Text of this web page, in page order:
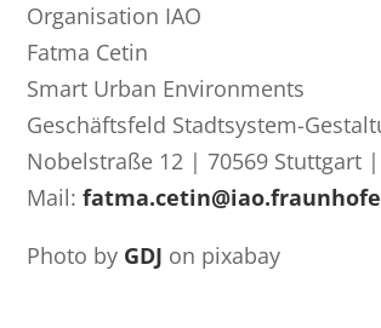
Organisation IAO
Fatma Cetin
Smart Urban Environments
Geschäftsfeld Stadtsystem-
Nobelstraße 12 | 70569 Stuttgart
Mail:
Photo by GDJ on pixabay